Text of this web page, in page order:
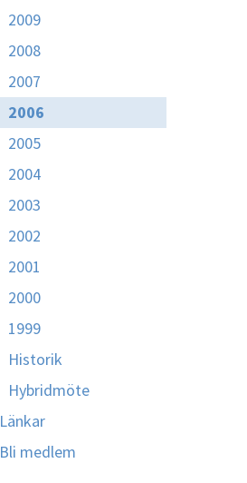
2009
2008
2007
2006
2005
2004
2003
2002
2001
2000
1999
Historik
Hybridmöte
Länkar
Bli medlem